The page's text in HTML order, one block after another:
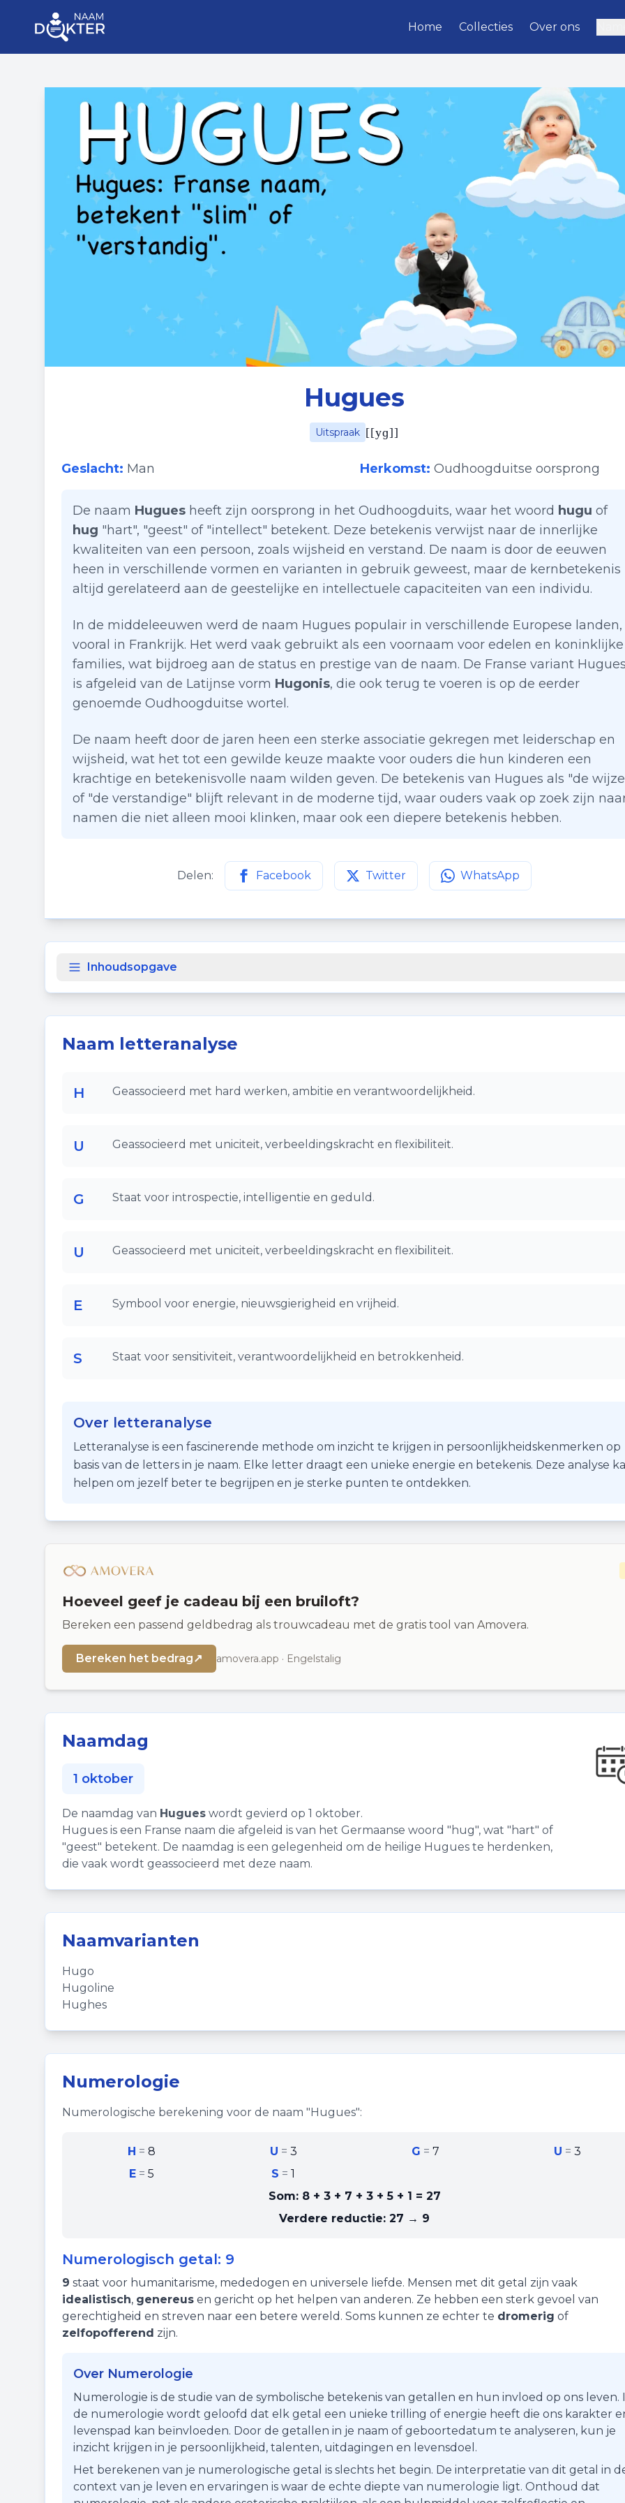
Home Collecties Over ons
Hugues
Uitspraak [[yɡ]]
Geslacht: Man Herkomst: Oudhoogduitse oorsprong
De naam Hugues heeft zijn oorsprong in het Oudhoogduits, waar het woord hugu of
hug "hart", "geest" of "intellect" betekent. Deze betekenis verwijst naar de innerlijke
kwaliteiten van een persoon, zoals wijsheid en verstand. De naam is door de eeuwen
heen in verschillende vormen en varianten in gebruik geweest, maar de kernbetekenis
altijd gerelateerd aan de geestelijke en intellectuele capaciteiten van een individu.
In de middeleeuwen werd de naam Hugues populair in verschillende Europese landen,
vooral in Frankrijk. Het werd vaak gebruikt als een voornaam voor edelen en koninklijke
families, wat bijdroeg aan de status en prestige van de naam. De Franse variant
is afgeleid van de Latijnse vorm Hugonis, die ook terug te voeren is op de eerder
genoemde Oudhoogduitse wortel.
De naam heeft door de jaren heen een sterke associatie gekregen met leiderschap en
wijsheid, wat het tot een gewilde keuze maakte voor ouders die hun kinderen een
krachtige en betekenisvolle naam wilden geven. De betekenis van Hugues als "de
of "de verstandige" blijft relevant in de moderne tijd, waar ouders vaak op zoek zijn
namen die niet alleen mooi klinken, maar ook een diepere betekenis hebben.
Delen: Facebook
Deel deze pagina op Facebook
Twitter
Deel deze pagina opTwitter
WhatsApp
Deel deze pagina op
Inhoudsopgave
Naam letteranalyse
H Geassocieerd met hard werken, ambitie en verantwoordelijkheid.
U Geassocieerd met uniciteit, verbeeldingskracht en flexibiliteit.
G Staat voor introspectie, intelligentie en geduld.
U Geassocieerd met uniciteit, verbeeldingskracht en flexibiliteit.
E Symbool voor energie, nieuwsgierigheid en vrijheid.
S Staat voor sensitiviteit, verantwoordelijkheid en betrokkenheid.
Over letteranalyse
Letteranalyse is een fascinerende methode om inzicht te krijgen in persoonlijkheidskenmerken op
basis van de letters in je naam. Elke letter draagt een unieke energie en betekenis. Deze analyse
helpen om jezelf beter te begrijpen en je sterke punten te ontdekken.
Hoeveel geef je cadeau bij een bruiloft?
Bereken een passend geldbedrag als trouwcadeau met de gratis tool van Amovera.
Bereken het bedrag↗ amovera.app · Engelstalig
Naamdag
1 oktober
De naamdag van Hugues wordt gevierd op 1 oktober.
Hugues is een Franse naam die afgeleid is van het Germaanse woord "hug", wat "hart" of
"geest" betekent. De naamdag is een gelegenheid om de heilige Hugues te herdenken,
die vaak wordt geassocieerd met deze naam.
Naamvarianten
Hugo
Hugoline
Hughes
Numerologie
Numerologische berekening voor de naam "Hugues":
H = 8 U = 3 G = 7 U = 3
E= 5 S =1
Som: 8 + 3 + 7 + 3 + 5 + 1 = 27
Verdere reductie: 27 → 9
Numerologisch getal: 9
9 staat voor humanitarisme, mededogen en universele liefde. Mensen met dit getal zijn vaak
idealistisch, genereus en gericht op het helpen van anderen. Ze hebben een sterk gevoel van
gerechtigheid en streven naar een betere wereld. Soms kunnen ze echter te dromerig of
zelfopofferend zijn.
Over Numerologie
Numerologie is de studie van de symbolische betekenis van getallen en hun invloed op ons leven.
de numerologie wordt geloofd dat elk getal een unieke trilling of energie heeft die ons karakter
levenspad kan beïnvloeden. Door de getallen in je naam of geboortedatum te analyseren, kun je
inzicht krijgen in je persoonlijkheid, talenten, uitdagingen en levensdoel.
Het berekenen van je numerologische getal is slechts het begin. De interpretatie van dit getal in
context van je leven en ervaringen is waar de echte diepte van numerologie ligt. Onthoud dat